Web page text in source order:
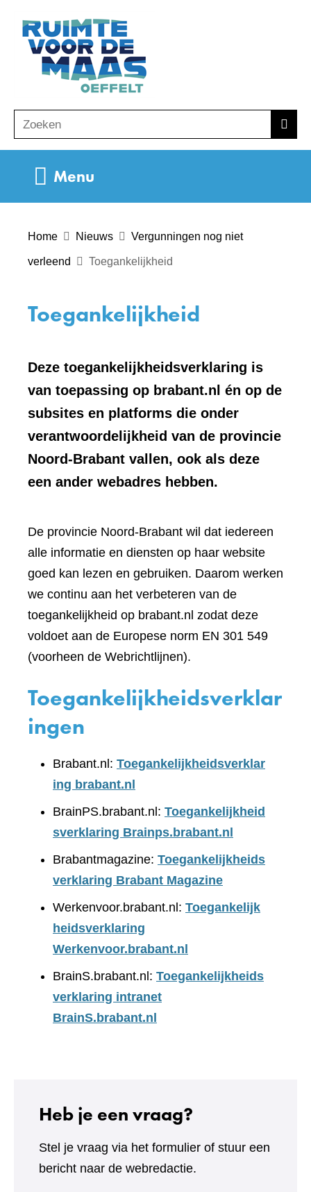
o
e
Zoeken
Menu
Home Nieuws Vergunningen nog niet
verleend Toegankelijkheid
Toegankelijkheid
Deze toegankelijkheidsverklaring is
van toepassing op brabant.nl én op de
subsites en platforms die onder
verantwoordelijkheid van de provincie
Noord-Brabant vallen, ook als deze
een ander webadres hebben.
De provincie Noord-Brabant wil dat iedereen
alle informatie en diensten op haar website
goed kan lezen en gebruiken. Daarom werken
we continu aan het verbeteren van de
toegankelijkheid op brabant.nl zodat deze
voldoet aan de Europese norm EN 301 549
(voorheen de Webrichtlijnen).
Toegankelijkheidsverklar
ingen
Brabant.nl: Toegankelijkheidsverklar
ing brabant.nl
BrainPS.brabant.nl: Toegankelijkheid
sverklaring Brainps.brabant.nl
Brabantmagazine: Toegankelijkheids
verklaring Brabant Magazine
Werkenvoor.brabant.nl: Toegankelijk
heidsverklaring
Werkenvoor.brabant.nl
BrainS.brabant.nl: Toegankelijkheids
verklaring intranet
BrainS.brabant.nl
Heb je een vraag?
Stel je vraag via het formulier of stuur een
bericht naar de webredactie.